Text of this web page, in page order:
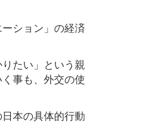
ション」の経済
たい」という親
事も、外交の使
本の具体的行動